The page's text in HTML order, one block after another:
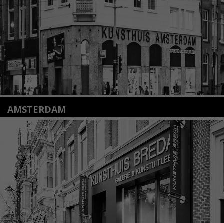
Lees meer
AMSTERDAM
Amstelveenseweg 135
1075 VX Amsterdam
+31 (0)20 2332546
info@kunsthuisamsterdam.nl
Lees meer